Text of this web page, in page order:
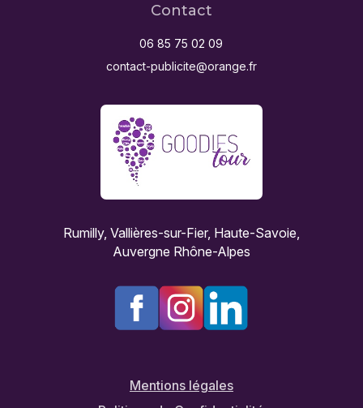
Contact
06 85 75 02 09
contact-publicite@orange.fr
Rumilly, Vallières-sur-Fier, Haute-Savoie,
Auvergne Rhône-Alpes
Mentions légales